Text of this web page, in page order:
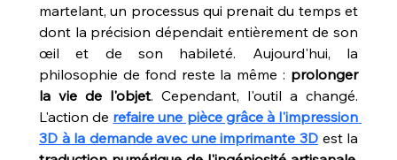
martelant, un processus qui prenait du temps et
dont la précision dépendait entièrement de son
œil et de son habileté. Aujourd'hui, la
philosophie de fond reste la même : prolonger
la vie de l'objet. Cependant, l'outil a changé.
L'action de refaire une pièce grâce à l'impression
3D à la demande avec une imprimante 3D